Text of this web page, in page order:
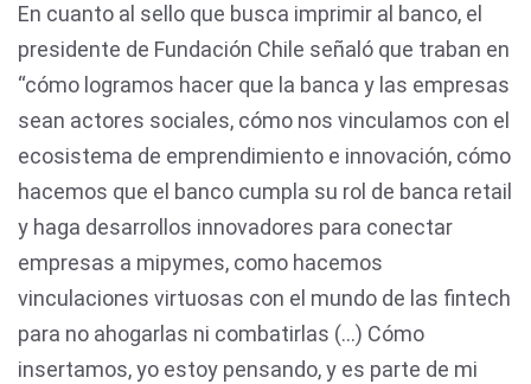
En cuanto al sello que busca imprimir al banco, el
presidente de Fundación Chile señaló que traban en
“cómo logramos hacer que la banca y las empresas
sean actores sociales, cómo nos vinculamos con el
ecosistema de emprendimiento e innovación, cómo
hacemos que el banco cumpla su rol de banca retail
y haga desarrollos innovadores para conectar
empresas a mipymes, como hacemos
vinculaciones virtuosas con el mundo de las fintech
para no ahogarlas ni combatirlas (...) Cómo
insertamos, yo estoy pensando, y es parte de mi